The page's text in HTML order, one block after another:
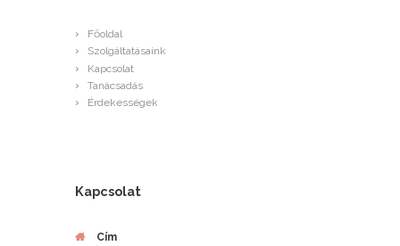
Főoldal
Szolgáltatásaink
Kapcsolat
Tanácsadás
Érdekességek
Kapcsolat
Cím